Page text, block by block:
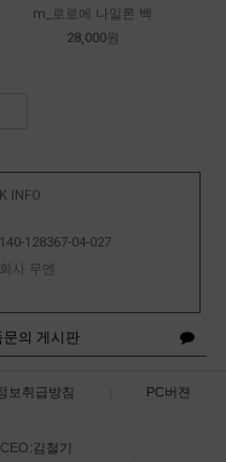
m_로로에 나일론 백
28,000원
INFO
128367-04-027
사 무엔
문의 게시판
보취급방침 PC버젼
CEO:김철기